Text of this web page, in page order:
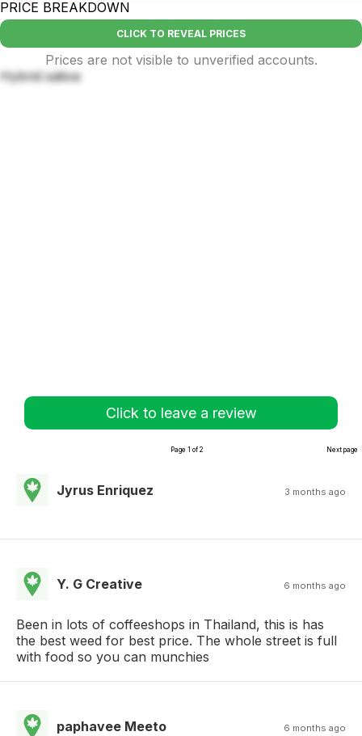
PRICE BREAKDOWN
CLICK TO REVEAL PRICES
Prices are not visible to unverified accounts.
Hybrid sativa
Click to leave a review
Page 1 of 2 Next page
Jyrus Enriquez 3 months ago
Y. G Creative 6 months ago
Been in lots of coffeeshops in Thailand, this is has
the best weed for best price. The whole street is full
with food so you can munchies
paphavee Meeto 6 months ago